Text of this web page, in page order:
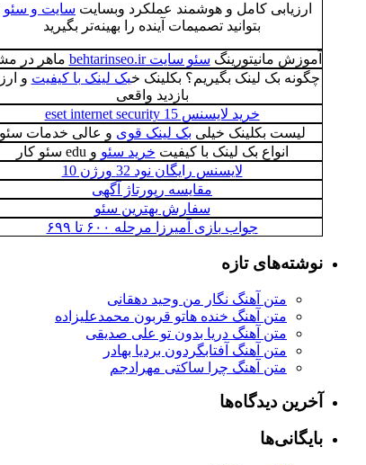
ارزیابی کامل و هوشمند عملکرد وبسایت سایت و سئو
بتوانید تصمیمات آینده را بهینه‌تر بگیرید
آموزش مانیتورینگ سئو سایت behtarinseo.ir
ماهر در
چگونه بک لینک بگیریم؟ بکلینک خبک لینک با کیفیت و
بازدید واقعی
خرید لایسنس eset internet security 15
لیست بکلینک خیلی بک لینک قوی و عالی خدمات سئو
انواع بک لینک با کیفیت خرید سئو و edu سئو کار
لایسنس رایگان نود 32 ورژن 10
مقایسه رپورتاژ آگهی
سفارش بهترین سئو
جواب بازی آمیرزا مرحله ۶۰۰ تا ۶۹۹
نوشته‌های تازه
متن آهنگ نگار من وحید دهقانی
متن آهنگ خنده هاتو قربون محمدعلیزاده
متن آهنگ دریا بدون تو علی صدیقی
متن آهنگ آفتابگردون بردیا بهادر
متن آهنگ چرا ساکتی مهرادجم
آخرین دیدگاه‌ها
بایگانی‌ها